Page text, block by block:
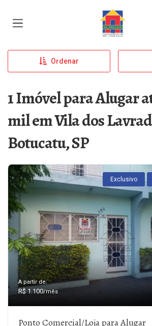
Página inicial
Ordenar
1 Imóvel para Alugar
mil em Vila dos
Botucatu, SP
Exclusivo
A partir de:
R$ 1.100/mês
Ponto Comercial/Loja para Alugar